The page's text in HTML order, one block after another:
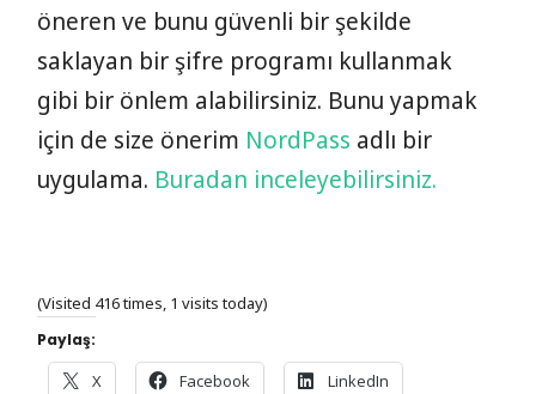
öneren ve bunu güvenli bir şekilde
saklayan bir şifre programı kullanmak
gibi bir önlem alabilirsiniz. Bunu yapmak
için de size önerim NordPass adlı bir
uygulama. Buradan inceleyebilirsiniz.
(Visited 416 times, 1 visits today)
Paylaş:
X Facebook LinkedIn